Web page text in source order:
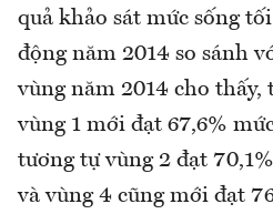
quả khảo sát mức sống
động năm 2014 so sánh
vùng năm 2014 cho
vùng 1 mới đạt 67,6%
tương tự vùng 2 đạt
và vùng 4 cũng mới đạt